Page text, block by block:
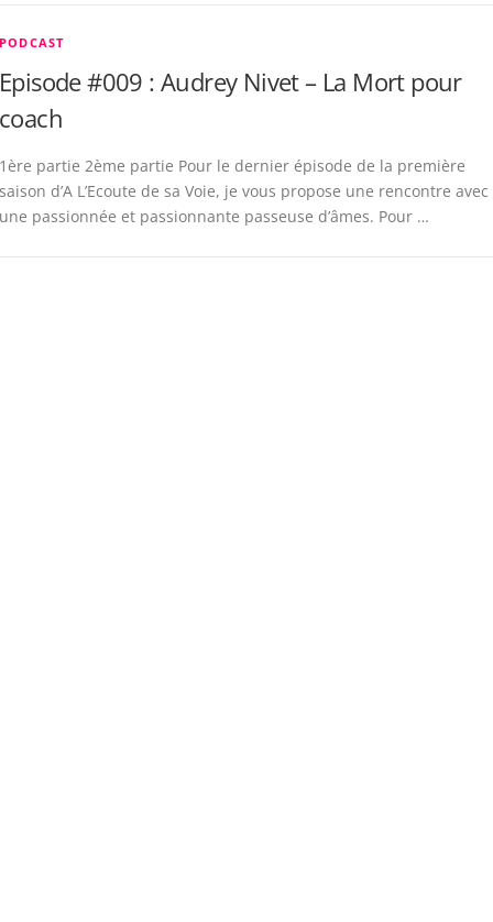
PODCAST
Episode #009 : Audrey Nivet – La Mort pour
coach
1ère partie 2ème partie Pour le dernier épisode de la première
saison d’A L’Ecoute de sa Voie, je vous propose une rencontre avec
une passionnée et passionnante passeuse d’âmes. Pour …